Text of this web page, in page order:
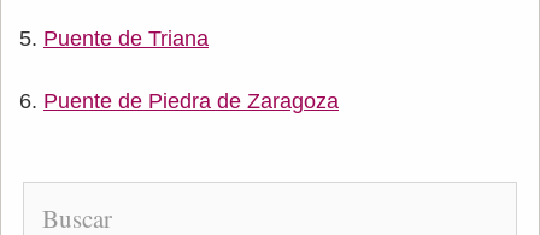
Puente de Triana
Puente de Piedra de Zaragoza
Buscar